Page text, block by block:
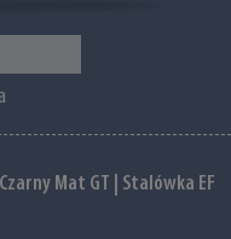
Mat GT | Stalówka EF